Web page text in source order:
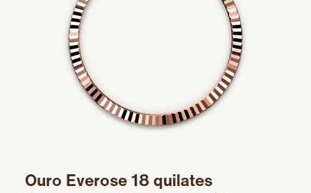
Ouro Everose 18 quilates